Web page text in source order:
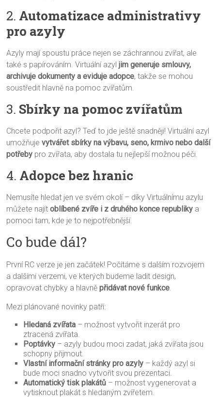
2. Automatizace administrativy
pro azyly
Azyly mají spoustu práce nejen se záchrannou zvířat, ale
také s papírováním. Virtuální azyljim generuje smlouvy,
archivuje dokumenty a eviduje adopce, takže se mohou
soustředit hlavně na pomoc zvířatům.
3. Sbírky na pomoc zvířatům
Chcete podpořit azyl? Teď to jde ještě snadněji! Virtuální azyl
umožňujevytvářet sbírky na výbavu, seno, krmivo nebo další
potřeby pro zvířata, aby dostala tu nejlepší možnou péči.
4. Adopce bez hranic
Nemusíte hledat jen ve svém okolí – díky Virtuálnímu azylu
můžete najítoblíbené zvíře i z druhého konce republiky a
pomoci tam, kde je to nejpotřebnější.
Co bude dál?
První RC verze je jen začátek! Počítáme s dalším rozvojem
a dalšími verzemi, ve kterých budeme ladit design,
opravovat chybky a hlavněpřidávat nové funkce.
Mezi plánované novinky patří:
Hledaná zvířata – možnost vytvořit inzerát pro
ztracená zvířata.
Poptávky – azyly budou moci zadat, jaká zvířata jsou
schopny přijmout.
Vlastní informační stránky pro azyly – každý azyl si
bude moci snadno vytvořit svou prezentaci.
Automatický tisk plakátů – možnost vygenerovat a
vytisknout plakát s hledaným zvířetem.